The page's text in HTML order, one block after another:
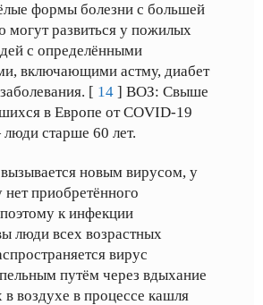
формы болезни с большей
могут развиться у пожилых
с определёнными
включающими астму, диабет
[ 14 ] ВОЗ: Свыше
в Европе от COVID-19
старше 60 лет.
новым вирусом, у
приобретённого
к инфекции
люди всех возрастных
вирус
путём через вдыхание
воздухе в процессе кашля